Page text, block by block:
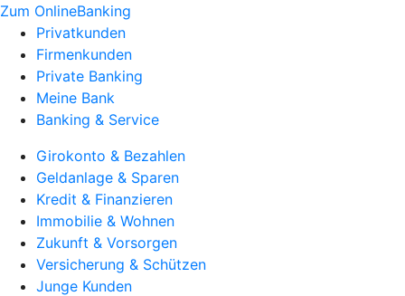
Zum OnlineBanking
Privatkunden
Firmenkunden
Private Banking
Meine Bank
Banking & Service
Girokonto & Bezahlen
Geldanlage & Sparen
Kredit & Finanzieren
Immobilie & Wohnen
Zukunft & Vorsorgen
Versicherung & Schützen
Junge Kunden